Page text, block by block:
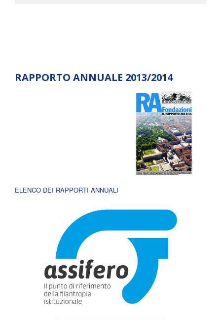
RAPPORTO ANNUALE 2013/2014
ELENCO DEI RAPPORTI ANNUALI